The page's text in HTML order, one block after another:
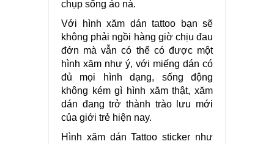
chụp sống ảo nà.
Với hình xăm dán tattoo bạn sẽ
không phải ngồi hàng giờ chịu đau
đớn mà vẫn có thể có được một
hình xăm như ý, với miếng dán có
đủ mọi hình dạng, sống động
không kém gì hình xăm thật, xăm
dán đang trở thành trào lưu mới
của giới trẻ hiện nay.
Hình xăm dán Tattoo sticker như